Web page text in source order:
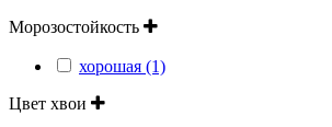
Морозостойкость
хорошая (1)
Цвет хвои